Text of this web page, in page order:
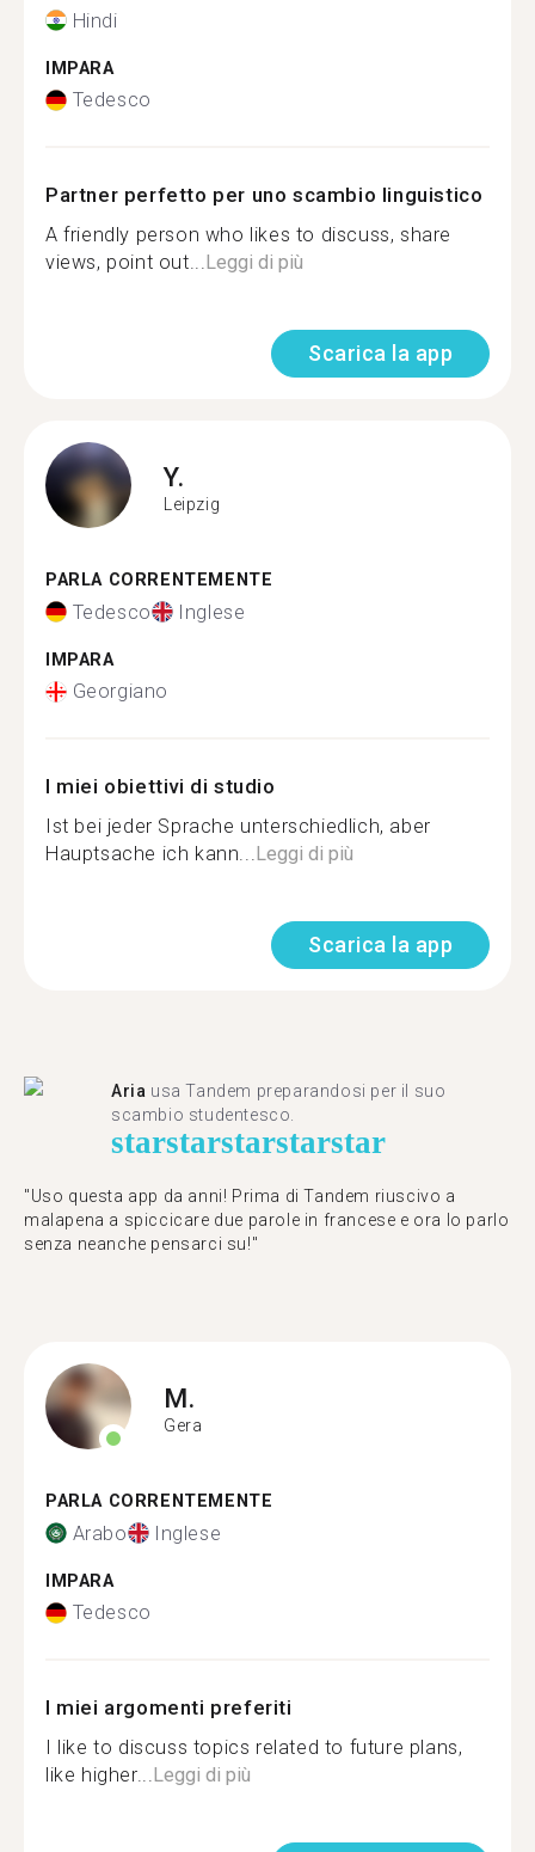
Hindi
IMPARA
Tedesco
Partner perfetto per uno scambio linguistico
A friendly person who likes to discuss, share
views, point out...Leggi di più
Scarica la app
Y.
Leipzig
PARLA CORRENTEMENTE
Tedesco Inglese
IMPARA
Georgiano
I miei obiettivi di studio
Ist bei jeder Sprache unterschiedlich, aber
Hauptsache ich kann...Leggi di più
Scarica la app
Aria usa Tandem preparandosi per il suo
scambio studentesco.
starstarstarstarstar
"Uso questa app da anni! Prima di Tandem riuscivo a
malapena a spiccicare due parole in francese e ora lo parlo
senza neanche pensarci su!"
M.
Gera
PARLA CORRENTEMENTE
Arabo Inglese
IMPARA
Tedesco
I miei argomenti preferiti
I like to discuss topics related to future plans,
like higher...Leggi di più